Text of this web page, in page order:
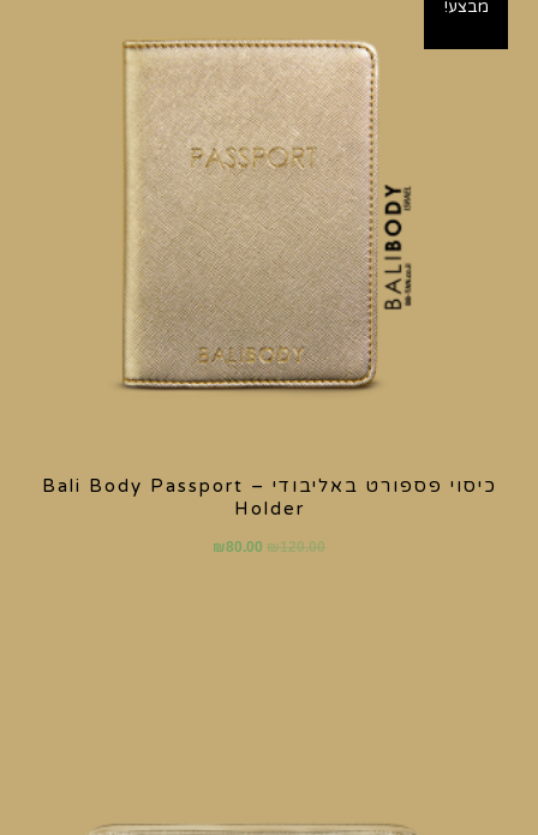
מבצע!
כיסוי פספורט באליבודי – Bali Body Passport
Holder
₪120.00
₪80.00